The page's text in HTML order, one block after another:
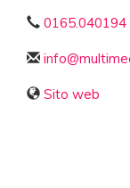
0165.040194
Sito web